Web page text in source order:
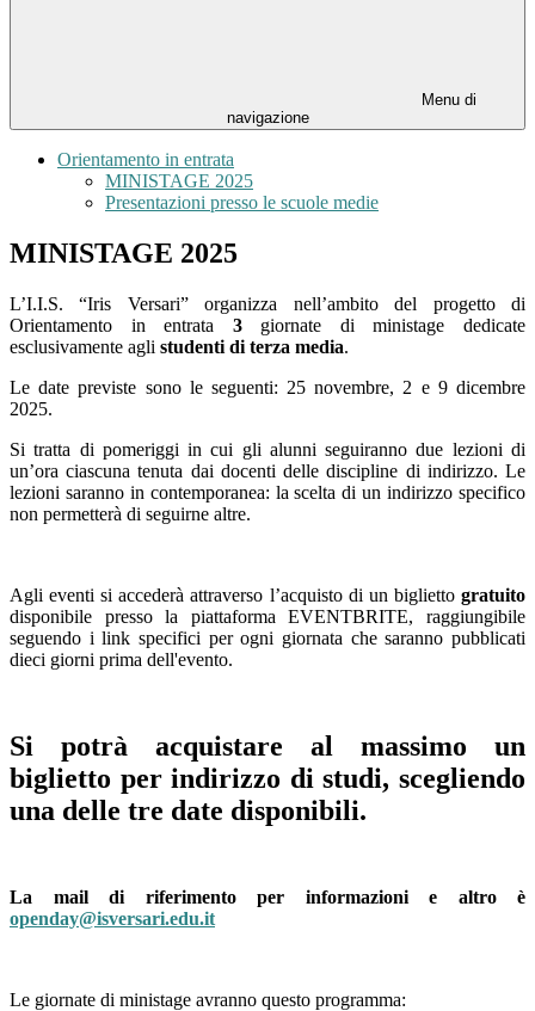
Menu di
navigazione
Orientamento in entrata
MINISTAGE 2025
Presentazioni presso le scuole medie
MINISTAGE 2025
L’I.I.S. “Iris Versari” organizza nell’ambito del progetto di
Orientamento in entrata 3giornate di ministage dedicate
esclusivamente agli studenti di terza media.
Le date previste sono le seguenti: 25 novembre, 2 e 9 dicembre
2025.
Si tratta di pomeriggi in cui gli alunni seguiranno due lezioni di
un’ora ciascuna tenuta dai docenti delle discipline di indirizzo. Le
lezioni saranno in contemporanea: la scelta di un indirizzo specifico
non permetterà di seguirne altre.
Agli eventi si accederà attraverso l’acquisto di un biglietto gratuito
disponibile presso la piattaforma EVENTBRITE, raggiungibile
seguendo i link specifici per ogni giornata che saranno pubblicati
dieci giorni prima dell'evento.
Si potrà acquistare al massimo un
biglietto per indirizzo di studi, scegliendo
una delle tre date disponibili.
La mail di riferimento per informazioni e altro è
openday@isversari.edu.it
Le giornate di ministage avranno questo programma: